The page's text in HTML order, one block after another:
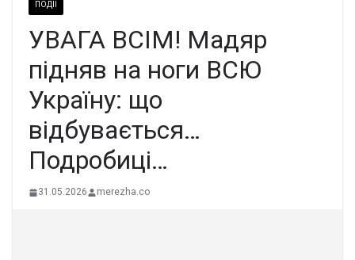
ПОДІЇ
УВАГА ВСІМ! Мадяр
підняв на ноги ВСЮ
Україну: що
відбувається…
Подробиці…
31.05.2026 merezha.co